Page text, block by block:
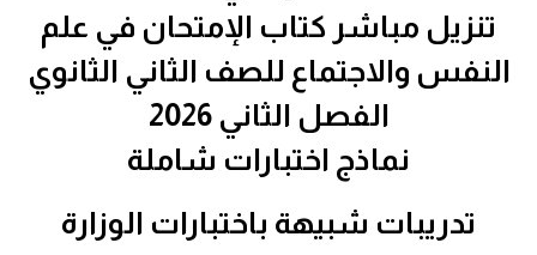
تنزيل مباشر كتاب الإمتحان في علم
النفس والاجتماع للصف الثاني الثانوي
الفصل الثاني 2026
نماذج اختبارات شاملة
تدريبات شبيهة باختبارات الوزارة